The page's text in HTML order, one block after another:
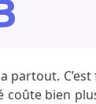
bien